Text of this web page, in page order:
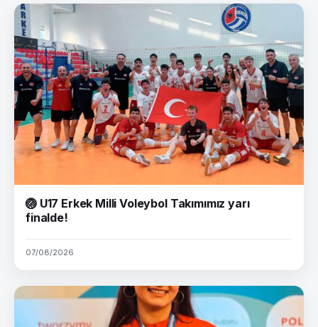
🏐 U17 Erkek Milli Voleybol Takımımız yarı
finalde!
07/08/2026